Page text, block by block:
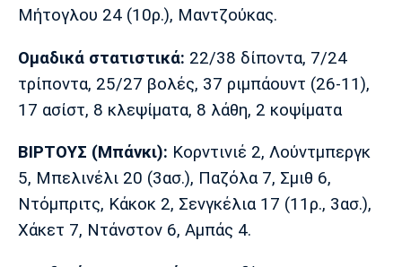
Μήτογλου 24 (10ρ.), Μαντζούκας.
Ομαδικά στατιστικά: 22/38 δίποντα, 7/24
τρίποντα, 25/27 βολές, 37 ριμπάουντ (26-11),
17 ασίστ, 8 κλεψίματα, 8 λάθη, 2 κοψίματα
ΒΙΡΤΟΥΣ (Μπάνκι): Κορντινιέ 2, Λούντμπεργκ
5, Μπελινέλι 20 (3ασ.), Παζόλα 7, Σμιθ 6,
Ντόμπριτς, Κάκοκ 2, Σενγκέλια 17 (11ρ., 3ασ.),
Χάκετ 7, Ντάνστον 6, Αμπάς 4.